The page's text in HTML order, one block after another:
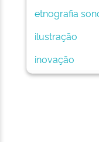
etnografia
ilustração
inovação